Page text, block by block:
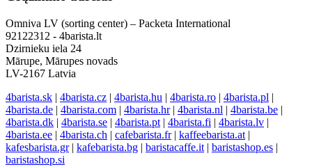
Omniva LV (sorting center) – Packeta International
92122312 - 4barista.lt
Dzirnieku iela 24
Mārupe, Mārupes novads
LV-2167 Latvia
4barista.sk | 4barista.cz | 4barista.hu | 4barista.ro | 4barista.pl |
4barista.de | 4barista.com | 4barista.hr| 4barista.nl | 4barista.be |
4barista.dk | 4barista.se | 4barista.pt | 4barista.fi | 4barista.lv |
4barista.ee | 4barista.ch | cafebarista.fr| kaffeebarista.at |
kafesbarista.gr| kafebarista.bg | baristacaffe.it | baristashop.es |
baristashop.si